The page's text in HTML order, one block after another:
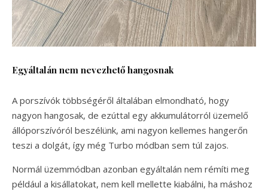
Egyáltalán nem nevezhető hangosnak
A porszívók többségéről általában elmondható, hogy
nagyon hangosak, de ezúttal egy akkumulátorról üzemelő
állóporszívóról beszélünk, ami nagyon kellemes hangerőn
teszi a dolgát, így még Turbo módban sem túl zajos.
Normál üzemmódban azonban egyáltalán nem rémíti meg
például a kisállatokat, nem kell mellette kiabálni, ha máshoz